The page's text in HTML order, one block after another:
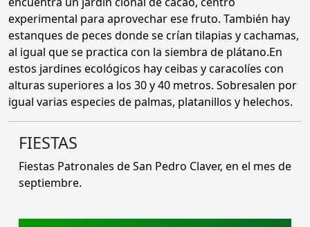
experimental para aprovechar ese fruto. También hay
estanques de peces donde se crían tilapias y cachamas,
al igual que se practica con la siembra de plátano.En
estos jardines ecológicos hay ceibas y caracolíes con
alturas superiores a los 30 y 40 metros. Sobresalen por
igual varias especies de palmas, platanillos y helechos.
FIESTAS
Fiestas Patronales de San Pedro Claver, en el mes de
septiembre.